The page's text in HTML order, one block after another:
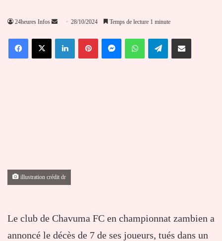
24heures Infos
Envoyer
courriel
28/10/2024 Temps de lecture 1 minute
FacebookX LinkedinPinterestMessengerWhatsAppTelegramPartager par email
illustration crédit dr
Le club de Chavuma FC en championnat zambien a
annoncé le décès de 7 de ses joueurs, tués dans un